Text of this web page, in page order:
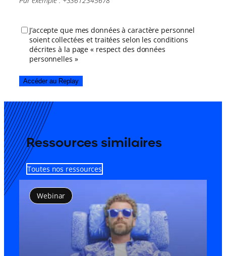
RGPD(Nécessaire)
J’accepte que mes données à caractère personnel
soient collectées et traitées selon les conditions
décrites à la page « respect des données
personnelles »
Accéder au Replay
Ressources similaires
Toutes nos ressources
Webinar